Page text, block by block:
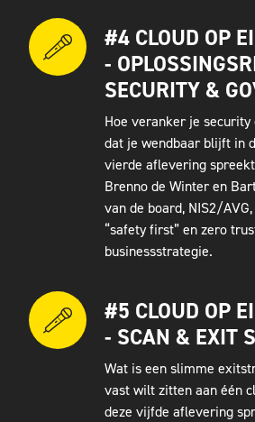
#4 CLOUD OP
-
SECURITY &
Hoe veranker je security
dat je wendbaar blijft in
vierde aflevering
Brenno de Winter en
van de board, NIS2/
“safety first” en zero
businessstrategie.
#5 CLOUD OP
- SCAN & EXIT
Wat is een slimme
vast wilt zitten aan één
deze vijfde aflevering